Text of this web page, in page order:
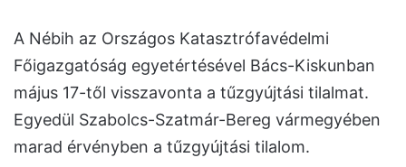
A Nébih az Országos Katasztrófavédelmi
Főigazgatóság egyetértésével Bács-Kiskunban
május 17-től visszavonta a tűzgyújtási tilalmat.
Egyedül Szabolcs-Szatmár-Bereg vármegyében
marad érvényben a tűzgyújtási tilalom.